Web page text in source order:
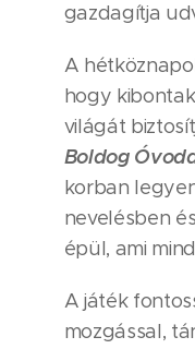
gazdagítja
A
hogy
világát
Boldog
korban
nevelésben
épül, ami
A játék
mozgással,